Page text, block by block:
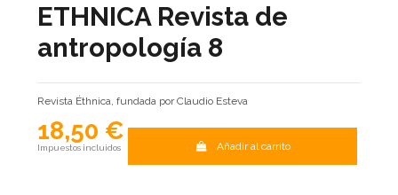
ETHNICA Revista de
antropología 8
Revista Éthnica, fundada por Claudio Esteva
18,50 €
Impuestos incluidos Añadir al carrito